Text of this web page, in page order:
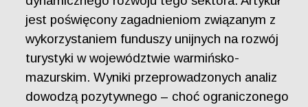
jest poświęcony zagadnieniom związanym z
wykorzystaniem funduszy unijnych na rozwój
turystyki w województwie warmińsko-
mazurskim. Wyniki przeprowadzonych analiz
dowodzą pozytywnego – choć ograniczonego